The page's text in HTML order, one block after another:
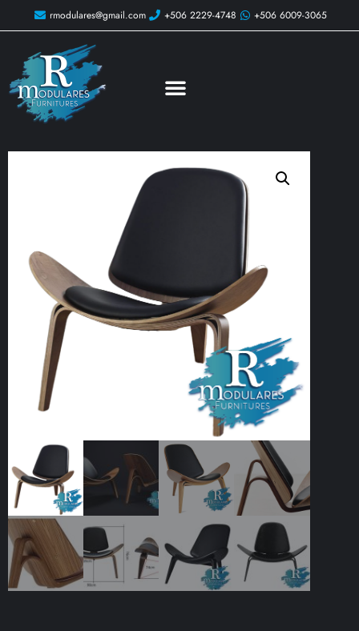
rmodulares@gmail.com +506 2229-4748 +506 6009-3065